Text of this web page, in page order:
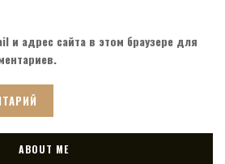
и адрес сайта в этом браузере для
ABOUT ME